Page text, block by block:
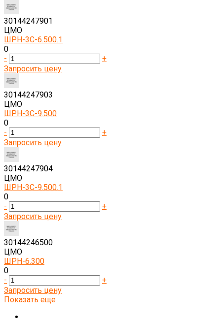
30144247901
ЦМО
ШРН-3С-6.500.1
0
-
+
Запросить цену
30144247903
ЦМО
ШРН-3С-9.500
0
-
+
Запросить цену
30144247904
ЦМО
ШРН-3С-9.500.1
0
-
+
Запросить цену
30144246500
ЦМО
ШРН-6.300
0
-
+
Запросить цену
Показать еще